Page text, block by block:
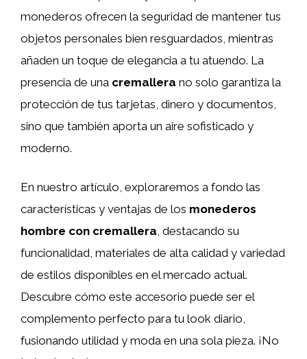
monederos ofrecen la seguridad de mantener tus
objetos personales bien resguardados, mientras
añaden un toque de elegancia a tu atuendo. La
presencia de una cremallera no solo garantiza la
protección de tus tarjetas, dinero y documentos,
sino que también aporta un aire sofisticado y
moderno.
En nuestro artículo, exploraremos a fondo las
características y ventajas de los monederos
hombre con cremallera, destacando su
funcionalidad, materiales de alta calidad y variedad
de estilos disponibles en el mercado actual.
Descubre cómo este accesorio puede ser el
complemento perfecto para tu look diario,
fusionando utilidad y moda en una sola pieza. ¡No